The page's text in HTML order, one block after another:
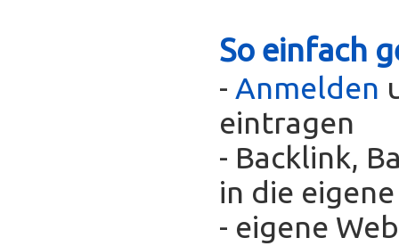
So einfach
- Anmelden
eintragen
- Backlink,
in die
- eigene